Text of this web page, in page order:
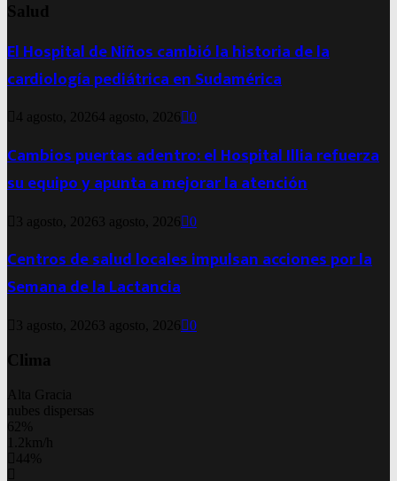
Salud
El Hospital de Niños cambió la historia de la
cardiología pediátrica en Sudamérica
4 agosto, 20264 agosto, 2026 0
Cambios puertas adentro: el Hospital Illia refuerza
su equipo y apunta a mejorar la atención
3 agosto, 2026 3 agosto, 2026 0
Centros de salud locales impulsan acciones por la
Semana de la Lactancia
3 agosto, 2026 3 agosto, 2026 0
Clima
Alta Gracia
nubes dispersas
62%
1.2km/h
44%